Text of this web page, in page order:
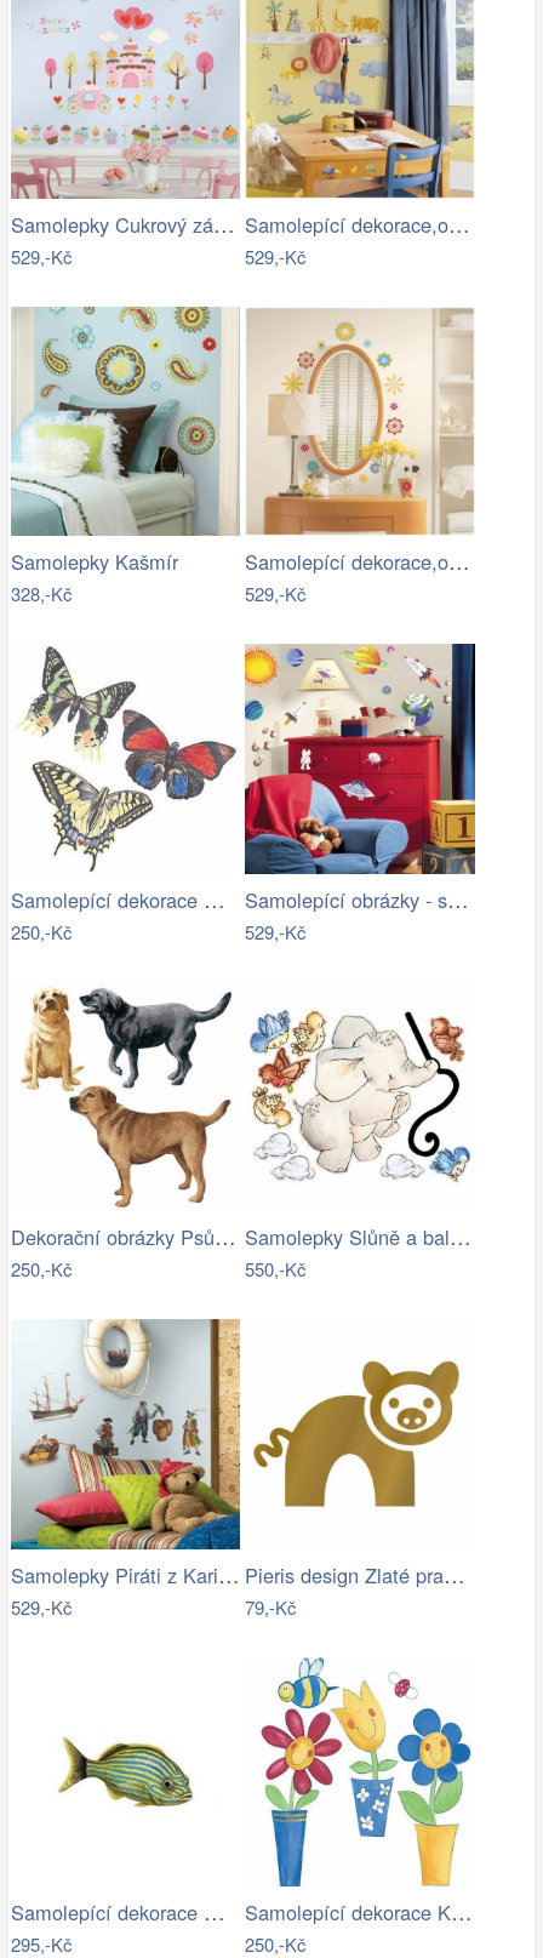
Samolepky Cukrový zámek - Sladkosti
529,-Kč
Samolepící dekorace,obrázky - samolepky…
529,-Kč
Samolepky Kašmír
328,-Kč
Samolepící dekorace,obrázky,samolepky…
529,-Kč
Samolepící dekorace Motýli - motýlci
250,-Kč
Samolepící obrázky - samolepky Vesmír
529,-Kč
Dekorační obrázky Psů - dekorace psi
250,-Kč
Samolepky Slůně a balonek
550,-Kč
Samolepky Piráti z Karibiku
529,-Kč
Pieris design Zlaté prasátko -…
79,-Kč
Samolepící dekorace Grunt - malý
295,-Kč
Samolepící dekorace Květinky v…
250,-Kč